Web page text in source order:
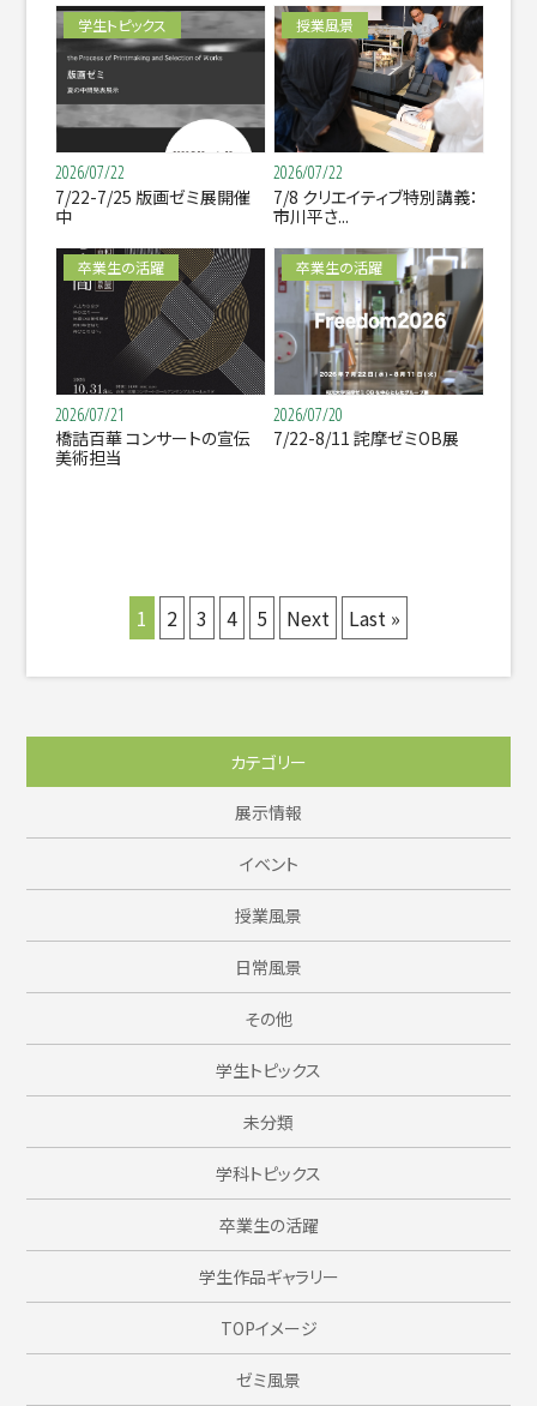
学生トピックス
2026/07/22
7/22-7/25 版画ゼミ展開催
中
授業風景
2026/07/22
7/8 クリエイティブ特別講義：
市川平さ...
卒業生の活躍
2026/07/21
橋詰百華 コンサートの宣伝
美術担当
卒業生の活躍
2026/07/20
7/22-8/11 詫摩ゼミOB展
1 2 3 4 5 Next Last »
カテゴリー
展示情報
イベント
授業風景
日常風景
その他
学生トピックス
未分類
学科トピックス
卒業生の活躍
学生作品ギャラリー
TOPイメージ
ゼミ風景